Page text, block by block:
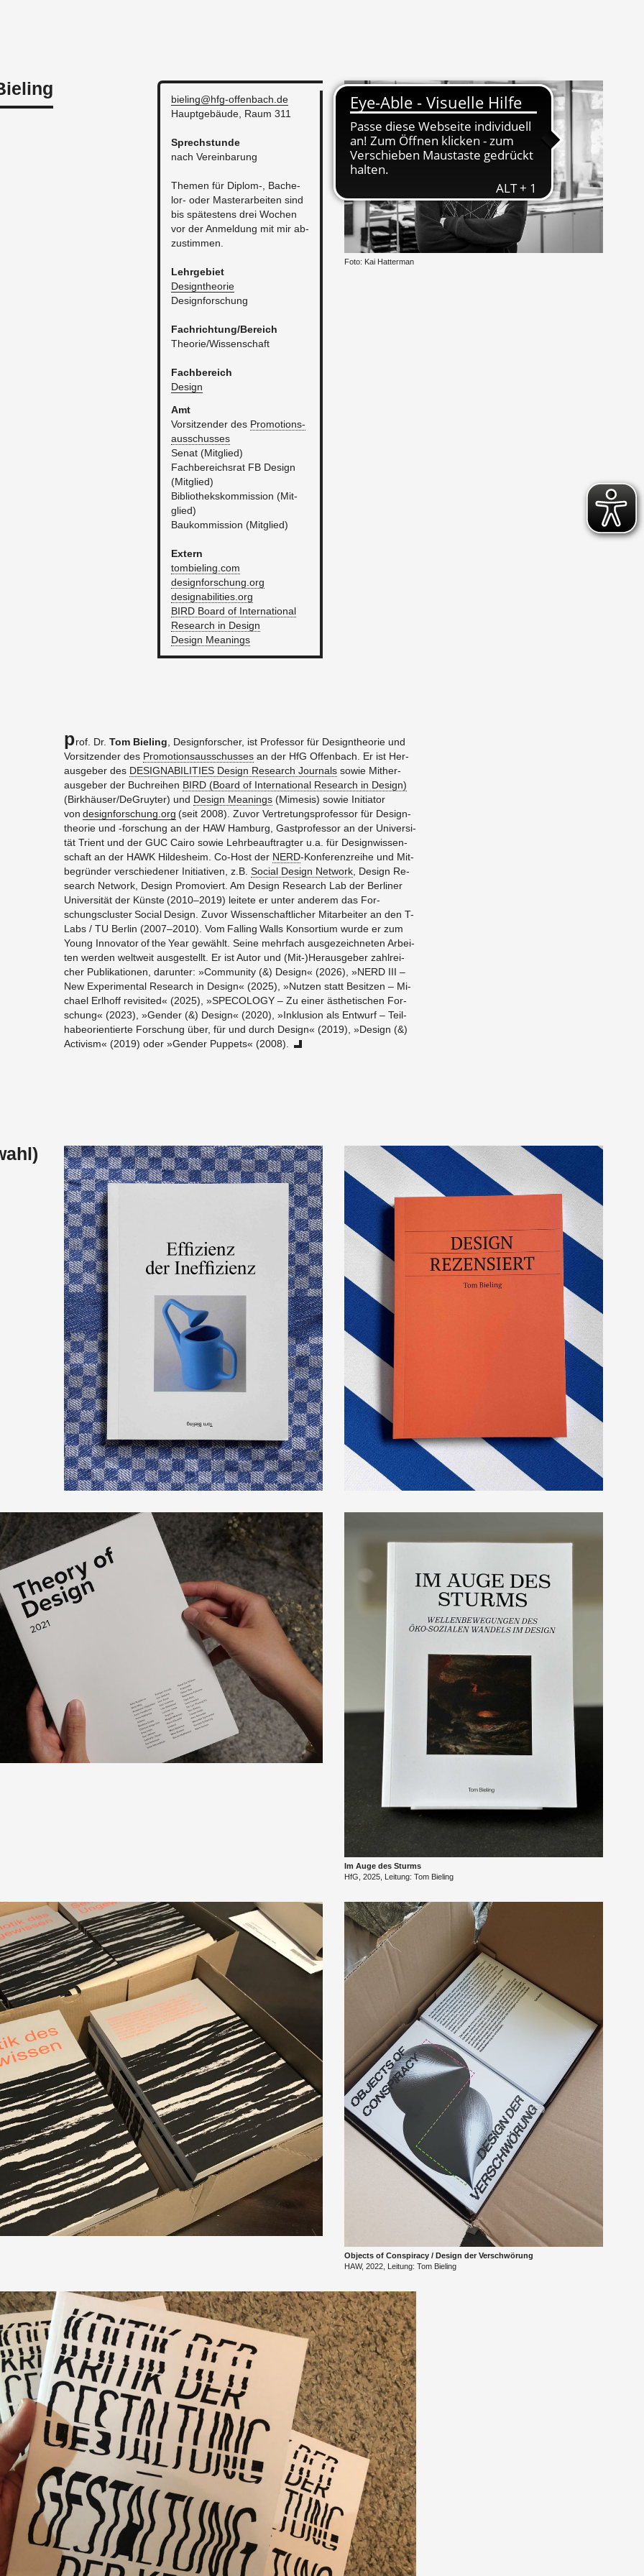
bieling@​hfg-​offenbach.​de
Haupt­ge­bäu­de, Raum 311
Sprech­stun­de
nach Ver­ein­ba­rung
The­men für Di­plom-, Ba­che­
lor- oder Mas­ter­ar­bei­ten sind
bis spä­tes­tens drei Wo­chen
vor der An­mel­dung mit mir ab­
zu­stim­men.
Lehr­ge­biet
De­sign­theo­rie
De­si­gn­for­schung
Fach­rich­tung/Be­reich
Theo­rie/Wis­sen­schaft
Fach­be­reich
De­sign
Amt
Vor­sit­zen­der des Pro­mo­ti­ons­
aus­schus­ses
Senat (Mit­glied)
Fach­be­reichs­rat FB De­sign
(Mit­glied)
​Bi­blio­theks­kom­mis­si­on (Mit­
glied)
​Bau­kom­mis­si­on (Mit­glied)
Ex­tern
tombieling.​com
des​ignf​orsc​hung.​org
des​igna​bili​ties.​org
BIRD Board of In­ter­na­tio­nal
Re­se­arch in De­sign
De­sign Mea­nings
Foto: Kai Hat­ter­man
Prof. Dr. Tom Bie­ling , De­si­gn­for­scher, ist Pro­fes­sor für De­sign­theo­rie und
Vor­sit­zen­der des Pro­mo­ti­ons­aus­schus­ses an der HfG Of­fen­bach. Er ist Her­
aus­ge­ber des DE­SI­GNA­BI­LI­TIES De­sign Re­se­arch Jour­nals sowie Mit­her­
aus­ge­ber der Buch­rei­hen BIRD (Board of In­ter­na­tio­nal Re­se­arch in De­sign)
(Birk­häu­ser/De­Gruy­ter) und De­sign Mea­nings (Mi­me­sis) sowie In­itia­tor
von des​ignf​orsc​hung.​org (seit 2008). Zuvor Ver­tre­tungs­pro­fes­sor für De­sign­
theo­rie und -for­schung an der HAW Ham­burg, Gast­pro­fes­sor an der Uni­ver­si­
tät Tri­ent und der GUC Cairo sowie Lehr­be­auf­trag­ter u.a. für De­si­gn­wis­sen­
schaft an der HAWK Hil­des­heim. Co-Host der NERD-Kon­fe­renz­rei­he und Mit­
be­grün­der ver­schie­de­ner In­itia­ti­ven, z.B. So­ci­al De­sign Net­work , De­sign Re­
se­arch Net­work, De­sign Pro­mo­viert. Am De­sign Re­se­arch Lab der Ber­li­ner
Uni­ver­si­tät der Küns­te (2010–2019) lei­te­te er unter an­de­rem das For­
schungs­clus­ter So­ci­al De­sign. Zuvor Wis­sen­schaft­li­cher Mit­ar­bei­ter an den T-
Labs / TU Ber­lin (2007–2010). Vom Fal­ling Walls Kon­sor­ti­um wurde er zum
Young In­no­va­tor of the Year ge­wählt. Seine mehr­fach aus­ge­zeich­ne­ten Ar­bei­
ten wer­den welt­weit aus­ge­stellt. Er ist Autor und (Mit-)Her­aus­ge­ber zahl­rei­
cher Pu­bli­ka­tio­nen, dar­un­ter: »Com­mu­ni­ty (&) De­sign« (2026), »NERD III –
New Ex­pe­ri­men­tal Re­se­arch in De­sign« (2025), »Nut­zen statt Be­sit­zen – Mi­
cha­el Erl­hoff re­vi­si­ted« (2025), »SPE­CO­LO­GY – Zu einer äs­the­ti­schen For­
schung« (2023), »Gen­der (&) De­sign« (2020), »In­klu­si­on als Ent­wurf – Teil­
ha­be­ori­en­tier­te For­schung über, für und durch De­sign« (2019), »De­sign (&)
Ac­tivism« (2019) oder »Gen­der Pup­pets« (2008).
Im Auge des Sturms
​HfG, 2025, Lei­tung: Tom Bie­ling
Ob­jects of Con­spi­ra­cy / De­sign der Ver­schwö­rung
HAW, 2022, Lei­tung: Tom Bie­ling